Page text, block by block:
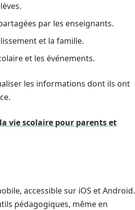
par les enseignants.
et la famille.
et les événements.
les informations dont ils ont
vie scolaire pour parents et
accessible sur iOS et Android.
pédagogiques, même en